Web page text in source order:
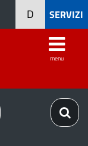
SERVIZI
D
menu